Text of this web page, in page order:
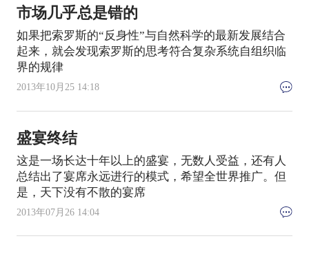
市场几乎总是错的
如果把索罗斯的“反身性”与自然科学的最新发展结合
起来，就会发现索罗斯的思考符合复杂系统自组织临
界的规律
2013年10月25 14:18
盛宴终结
这是一场长达十年以上的盛宴，无数人受益，还有人
总结出了宴席永远进行的模式，希望全世界推广。但
是，天下没有不散的宴席
2013年07月26 14:04